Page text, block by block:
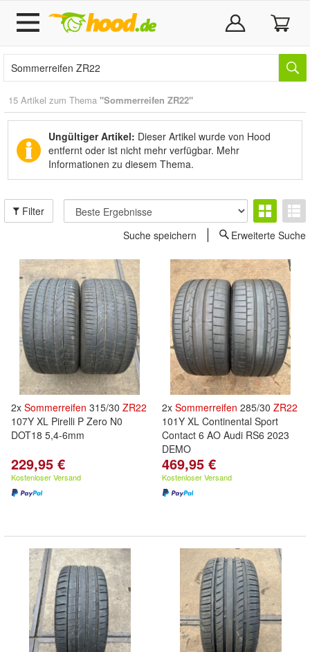
15 Artikel zum Thema "Sommerreifen ZR22"
Ungültiger Artikel: Dieser Artikel wurde von Hood
entfernt oder ist nicht mehr verfügbar. Mehr
Informationen zu diesem Thema.
Filter
Suche speichern
Erweiterte Suche
2x Sommerreifen 315/30 ZR22
107Y XL Pirelli P Zero N0
DOT18 5,4-6mm
229,95 €
Kostenloser Versand
2x Sommerreifen 285/30 ZR22
101Y XL Continental Sport
Contact 6 AO Audi RS6 2023
DEMO
469,95 €
Kostenloser Versand